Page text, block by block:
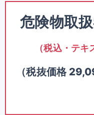
危険物取
（税込・テキ
（税抜価格